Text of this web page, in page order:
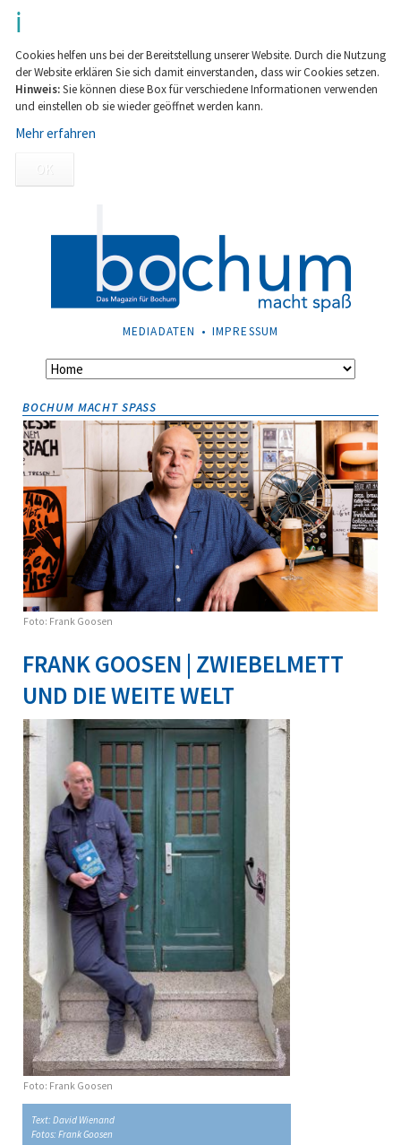
Cookies helfen uns bei der Bereitstellung unserer Website. Durch die Nutzung
der Website erklären Sie sich damit einverstanden, dass wir Cookies setzen.
Hinweis:Sie können diese Box für verschiedene Informationen verwenden
und einstellen ob sie wieder geöffnet werden kann.
Mehr erfahren
OK
NAVIGATION
MEDIADATEN IMPRESSUM
Navigation
BOCHUM MACHT SPASS
Foto: Frank Goosen
FRANK GOOSEN | ZWIEBELMETT
UND DIE WEITE WELT
Foto: Frank Goosen
Text: David Wienand
Fotos: Frank Goosen